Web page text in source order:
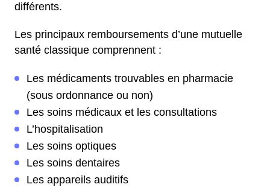
différents.
Les principaux remboursements d’une mutuelle
santé classique comprennent :
Les médicaments trouvables en pharmacie
(sous ordonnance ou non)
Les soins médicaux et les consultations
L’hospitalisation
Les soins optiques
Les soins dentaires
Les appareils auditifs